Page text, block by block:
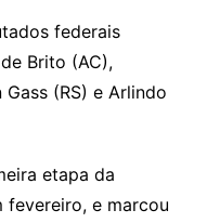
federais
Brito (AC),
(RS) e Arlindo
etapa da
fevereiro, e marcou